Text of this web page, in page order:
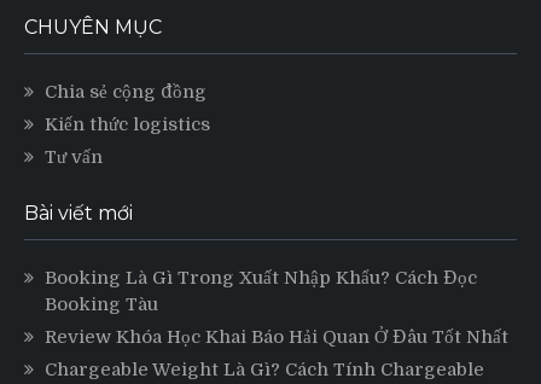
CHUYÊN MỤC
Chia sẻ cộng đồng
Kiến thức logistics
Tư vấn
Bài viết mới
Booking Là Gì Trong Xuất Nhập Khẩu? Cách Đọc
Booking Tàu
Review Khóa Học Khai Báo Hải Quan Ở Đâu Tốt Nhất
Chargeable Weight Là Gì? Cách Tính Chargeable